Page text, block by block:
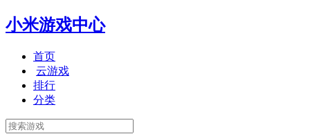
小米游戏中心
首页
云游戏
排行
分类